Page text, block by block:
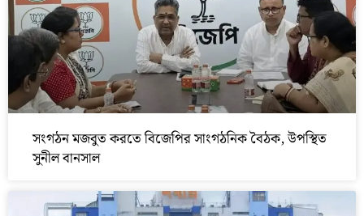
সংগঠন মজবুত করতে বিজেপির সাংগঠনিক বৈঠক, উপস্থিত
সুনীল বানসাল